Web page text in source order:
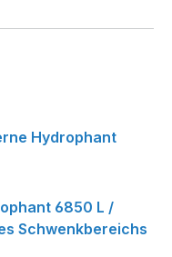
Hydrophant
6850 L /
Schwenkbereichs